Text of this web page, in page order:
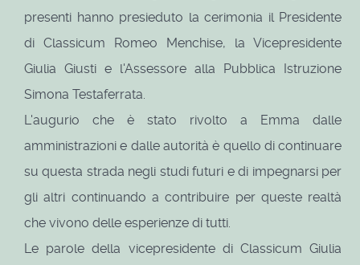
presenti hanno presieduto la cerimonia il Presidente
di Classicum Romeo Menchise, la Vicepresidente
Giulia Giusti e l'Assessore alla Pubblica Istruzione
Simona Testaferrata.
L'augurio che è stato rivolto a Emma dalle
amministrazioni e dalle autorità è quello di continuare
su questa strada negli studi futuri e di impegnarsi per
gli altri continuando a contribuire per queste realtà
che vivono delle esperienze di tutti.
Le parole della vicepresidente di Classicum Giulia